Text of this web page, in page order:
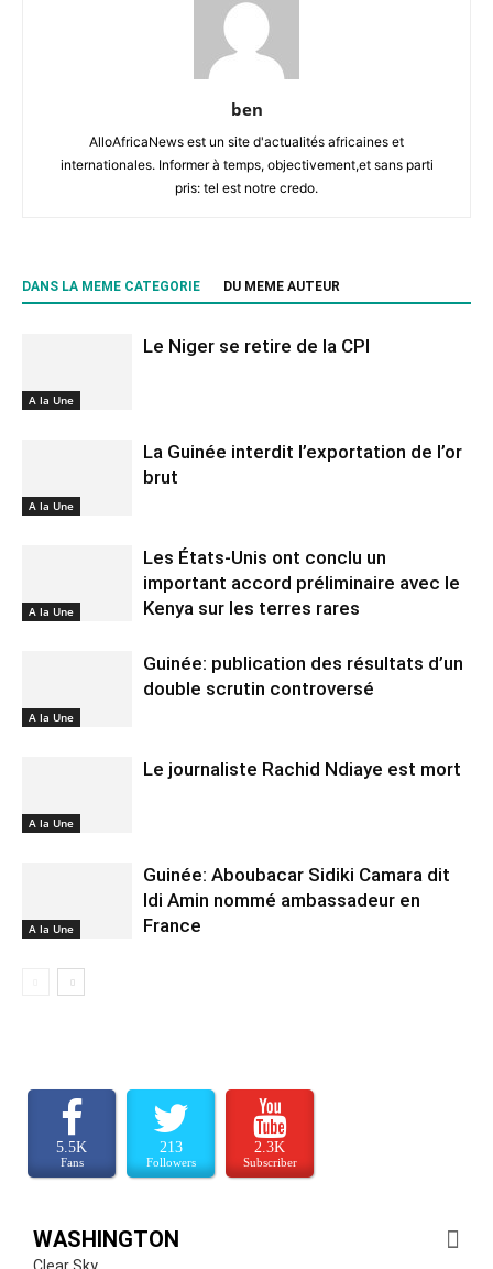
ben
AlloAfricaNews est un site d'actualités africaines et
internationales. Informer à temps, objectivement,et sans parti
pris: tel est notre credo.
DANS LA MEME CATEGORIE DU MEME AUTEUR
A la Une
Le Niger se retire de la CPI
A la Une
La Guinée interdit l’exportation de l’or
brut
A la Une
Les États-Unis ont conclu un
important accord préliminaire avec le
Kenya sur les terres rares
A la Une
Guinée: publication des résultats d’un
double scrutin controversé
A la Une
Le journaliste Rachid Ndiaye est mort
A la Une
Guinée: Aboubacar Sidiki Camara dit
Idi Amin nommé ambassadeur en
France
5.5K
Fans
213
Followers
2.3K
Subscriber
WASHINGTON